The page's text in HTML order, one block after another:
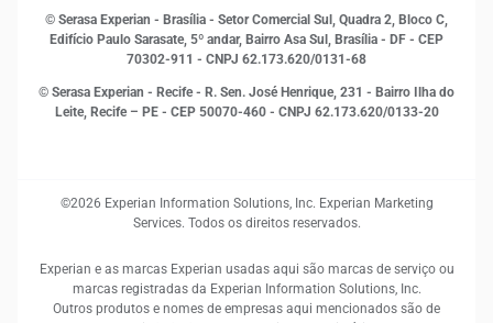
Sustentabilidade Corporativa
© Serasa Experian - Brasília - Setor Comercial Sul, Quadra 2, Bloco C,
Edifício Paulo Sarasate, 5º andar, Bairro Asa Sul, Brasília - DF - CEP
70302-911 - CNPJ 62.173.620/0131-68
© Serasa Experian - Recife - R. Sen. José Henrique, 231 - Bairro Ilha do
Leite, Recife – PE - CEP 50070-460 - CNPJ 62.173.620/0133-20
©2026 Experian Information Solutions, Inc. Experian Marketing
Services. Todos os direitos reservados.
Experian e as marcas Experian usadas aqui são marcas de serviço ou
marcas registradas da Experian Information Solutions, Inc.
Outros produtos e nomes de empresas aqui mencionados são de